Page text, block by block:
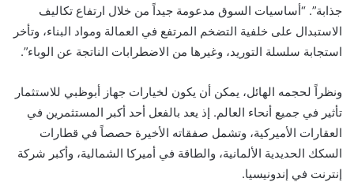
جذابة”. “أساسيات السوق مدعومة جيداً من خلال ارتفاع تكاليف
الاستبدال على خلفية التضخم المرتفع في العمالة ومواد البناء، وتأخر
استجابة سلسلة التوريد، وغيرها من الاضطرابات الناتجة عن الوباء”.
ونظراً لحجمه الهائل، يمكن أن يكون لخيارات جهاز أبوظبي للاستثمار
تأثير في جميع أنحاء العالم. إذ يعد بالفعل أحد أكبر المستثمرين في
العقارات الأميركية، وتشمل صفقاته الأخيرة حصصاً في قطارات
السكك الحديدية الألمانية، والطاقة في أميركا الشمالية، وأكبر شركة
إنترنت في إندونيسيا.